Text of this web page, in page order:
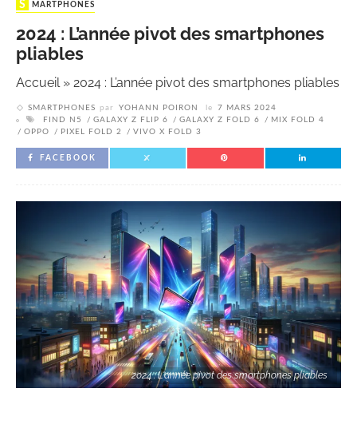
SMARTPHONES
2024 : L’année pivot des smartphones
pliables
Accueil» 2024 : L’année pivot des smartphones pliables
SMARTPHONES par YOHANN POIRON le
7 MARS 2024
FIND N5
GALAXY Z FLIP 6 GALAXY Z FOLD 6
MIX FOLD 4
OPPO
PIXEL FOLD 2 VIVO X FOLD 3
FACEBOOK
2024 : L'année pivot des smartphones pliables